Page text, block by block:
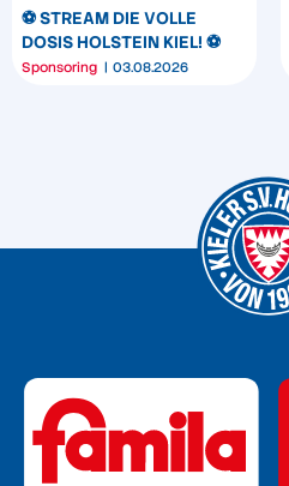
⚽️ STREAM DIE VOLLE
DOSIS HOLSTEIN KIEL! ⚽️
Sponsoring 03.08.2026